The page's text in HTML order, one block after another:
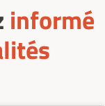
informé